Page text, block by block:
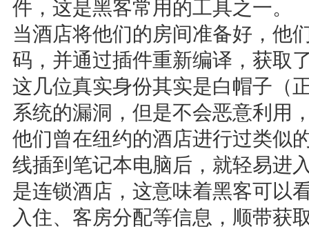
件，这是黑客常用的工具之一。
当酒店将他们的房间准备好，他
码，并通过插件重新编译，获取
这几位真实身份其实是白帽子（
系统的漏洞，但是不会恶意利用
他们曾在纽约的酒店进行过类似
线插到笔记本电脑后，就轻易进
是连锁酒店，这意味着黑客可以
入住、客房分配等信息，顺带获